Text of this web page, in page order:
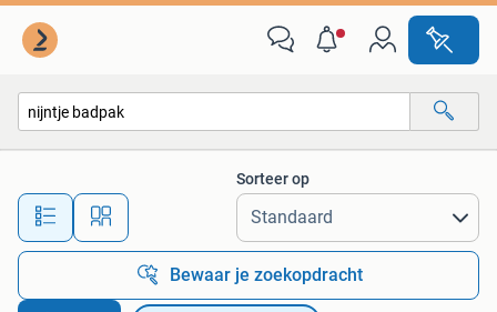
Alle afstanden…
Sorteer op
Bewaar je zoekopdracht